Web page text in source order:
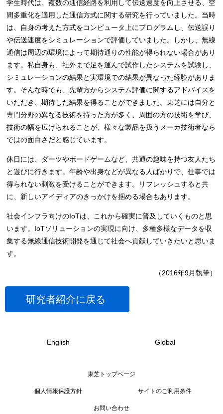
学生時代は、複数の通信経路を利用して伝送速度を向上させる、空
間多重化を適用した通信方式に関する研究を行っていました。当時
は、自身の考えた方式をコンピュータ上にプログラムし、伝送誤り
や伝送速度をシミュレーションで評価していました。しかし、無線
通信は周辺の環境によって期待通りの性能が得られない場合があり
ます。私自身も、社外まで足を運んで試作したシステムを試験し、
シミュレーションの結果と実環境での結果が異なった経験がありま
す。そんな時でも、先輩方からシステム評価に関するアドバイスを
いただき、期待した結果を得ることができました。東芝には自分と
専門分野の異なる技術を持った方が多く、周囲の方の技術を学び、
技術の幅を広げられることが、様々な製品を扱うメーカ技術者なら
ではの面白さだと感じています。
休日には、ダーツやボードゲームなど、共通の趣味を持つ友人たち
と遊びに行きます。年齢や出身などが異なる人ばかりで、仕事では
得られない刺激を受けることができます。リフレッシュすると共
に、新しいアイディアのきっかけを掴める場合もあります。
社会インフラ向けのIoTは、これから確実に普及していくものと思
います。IoTソリューションの実現に向け、多種多様なデータを収
集する無線通信技術開発を通じて社会へ貢献していきたいと思いま
す。
（2016年9月執筆）
研究者紹介に戻る
English Global
東芝トップページ
個人情報保護方針 サイトのご利用条件
お問い合わせ